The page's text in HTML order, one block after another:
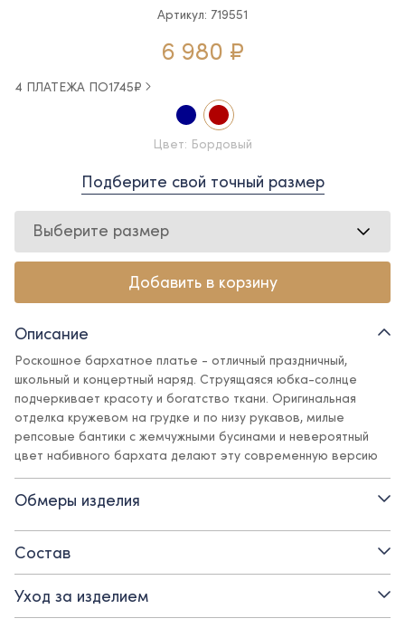
Артикул: 719551
6 980 ₽
4 ПЛАТЕЖА ПО1745₽
Цвет: Бордовый
Подберите свой точный размер
Выберите размер
Добавить в корзину
Описание
Роскошное бархатное платье - отличный праздничный,
школьный и концертный наряд. Струящаяся юбка-солнце
подчеркивает красоту и богатство ткани. Оригинальная
отделка кружевом на грудке и по низу рукавов, милые
репсовые бантики с жемчужными бусинами и невероятный
цвет набивного бархата делают эту современную версию
платья принцессы идеальным кандидатом в самые любимые
наряды.
Детали:
- вставка из кружева, поливискозный состав которого
Обмеры изделия
Состав
Уход за изделием